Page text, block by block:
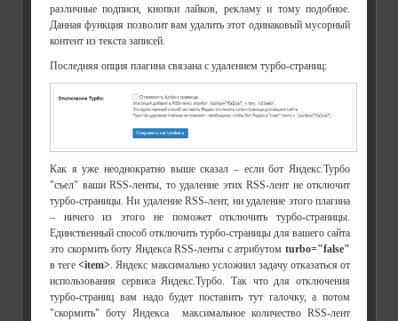
различные подписи, кнопки лайков, рекламу и тому подобное.
Данная функция позволит вам удалить этот одинаковый мусорный
контент из текста записей.
Последняя опция плагина связана с удалением турбо-страниц:
Как я уже неоднократно выше сказал – если бот Яндекс.Турбо
"съел" ваши RSS-ленты, то удаление этих RSS-лент не отключит
турбо-страницы. Ни удаление RSS-лент, ни удаление этого плагина
– ничего из этого не поможет отключить турбо-страницы.
Единственный способ отключить турбо-страницы для вашего сайта
это скормить боту Яндекса RSS-ленты с атрибутом turbo="false"
в теге<item>. Яндекс максимально усложнил задачу отказаться от
использования сервиса Яндекс.Турбо. Так что для отключения
турбо-страниц вам надо будет поставить тут галочку, а потом
"скормить" боту Яндекса максимальное количество RSS-лент